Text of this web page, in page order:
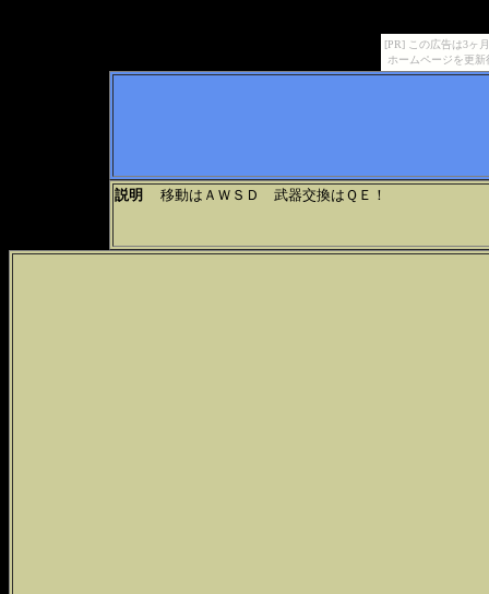
[PR] この広告は3ヶ
ホームページを更
説明 移動はＡＷＳＤ 武器交換はＱＥ！